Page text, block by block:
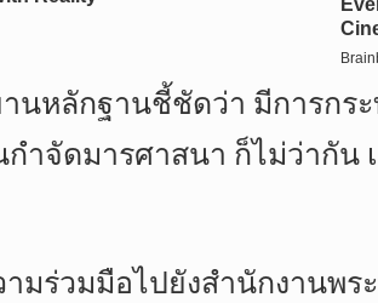
หลักฐานชี้ชัดว่า มีการกร
ำจัดมารศาสนา ก็ไม่ว่ากัน
ร่วมมือไปยังสำนักงานพร